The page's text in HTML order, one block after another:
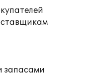
запасами